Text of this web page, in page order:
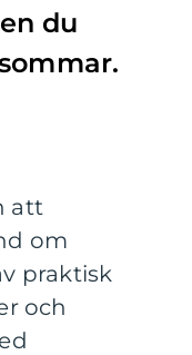
du
att
om
praktisk
och